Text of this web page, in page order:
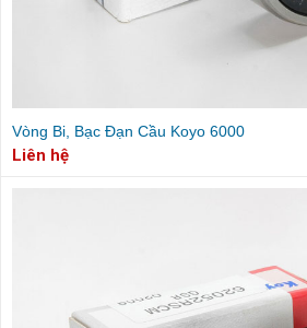
Vòng Bi, Bạc Đạn Cầu Koyo 6000
Liên hệ